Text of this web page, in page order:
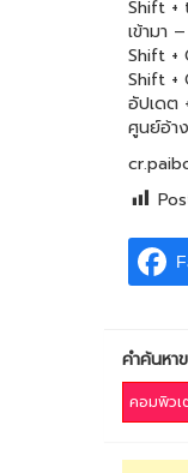
Shift +
เข้ามา
Shift +
Shift +
อัปเดต
ศูนย์อ้า
คำค้นหา
คอมพิวเ